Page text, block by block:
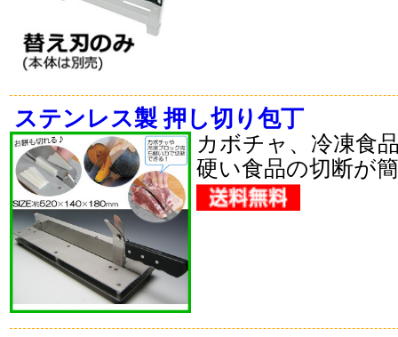
ステンレス製 押し切り包丁
カボチャ、冷凍食
硬い食品の切断が